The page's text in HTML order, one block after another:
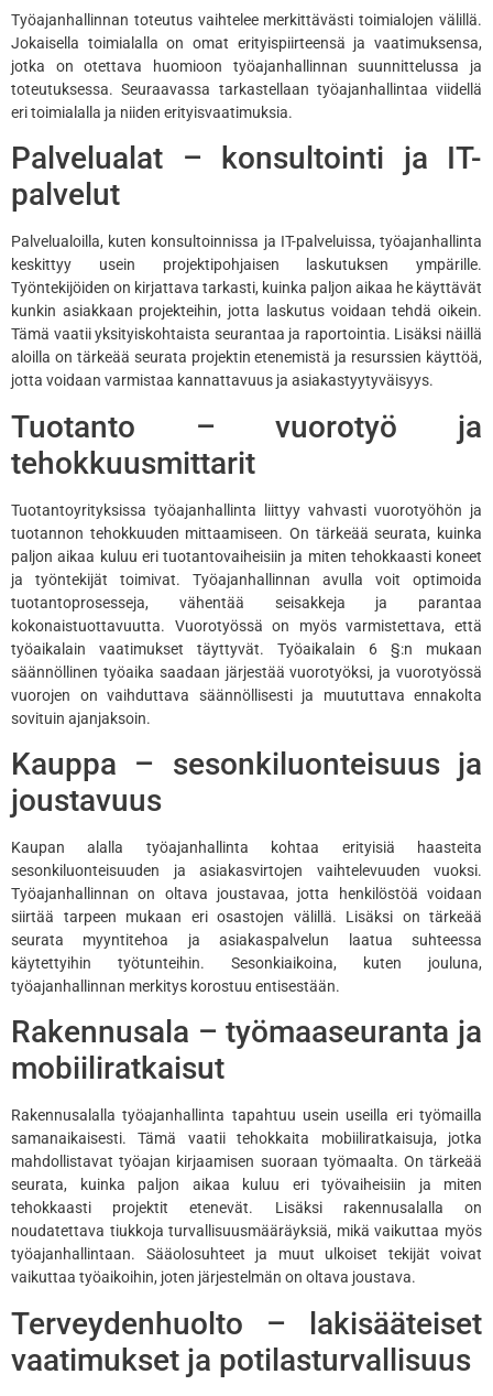
Työajanhallinnan toteutus vaihtelee merkittävästi toimialojen välillä.
Jokaisella toimialalla on omat erityispiirteensä ja vaatimuksensa,
jotka on otettava huomioon työajanhallinnan suunnittelussa ja
toteutuksessa. Seuraavassa tarkastellaan työajanhallintaa viidellä
eri toimialalla ja niiden erityisvaatimuksia.
Palvelualat – konsultointi ja IT-
palvelut
Palvelualoilla, kuten konsultoinnissa ja IT-palveluissa, työajanhallinta
keskittyy usein projektipohjaisen laskutuksen ympärille.
Työntekijöiden on kirjattava tarkasti, kuinka paljon aikaa he käyttävät
kunkin asiakkaan projekteihin, jotta laskutus voidaan tehdä oikein.
Tämä vaatii yksityiskohtaista seurantaa ja raportointia. Lisäksi näillä
aloilla on tärkeää seurata projektin etenemistä ja resurssien käyttöä,
jotta voidaan varmistaa kannattavuus ja asiakastyytyväisyys.
Tuotanto – vuorotyö ja
tehokkuusmittarit
Tuotantoyrityksissa työajanhallinta liittyy vahvasti vuorotyöhön ja
tuotannon tehokkuuden mittaamiseen. On tärkeää seurata, kuinka
paljon aikaa kuluu eri tuotantovaiheisiin ja miten tehokkaasti koneet
ja työntekijät toimivat. Työajanhallinnan avulla voit optimoida
tuotantoprosesseja, vähentää seisakkeja ja parantaa
kokonaistuottavuutta. Vuorotyössä on myös varmistettava, että
työaikalain vaatimukset täyttyvät. Työaikalain 6 §:n mukaan
säännöllinen työaika saadaan järjestää vuorotyöksi, ja vuorotyössä
vuorojen on vaihduttava säännöllisesti ja muututtava ennakolta
sovituin ajanjaksoin.
Kauppa – sesonkiluonteisuus ja
joustavuus
Kaupan alalla työajanhallinta kohtaa erityisiä haasteita
sesonkiluonteisuuden ja asiakasvirtojen vaihtelevuuden vuoksi.
Työajanhallinnan on oltava joustavaa, jotta henkilöstöä voidaan
siirtää tarpeen mukaan eri osastojen välillä. Lisäksi on tärkeää
seurata myyntitehoa ja asiakaspalvelun laatua suhteessa
käytettyihin työtunteihin. Sesonkiaikoina, kuten jouluna,
työajanhallinnan merkitys korostuu entisestään.
Rakennusala – työmaaseuranta ja
mobiiliratkaisut
Rakennusalalla työajanhallinta tapahtuu usein useilla eri työmailla
samanaikaisesti. Tämä vaatii tehokkaita mobiiliratkaisuja, jotka
mahdollistavat työajan kirjaamisen suoraan työmaalta. On tärkeää
seurata, kuinka paljon aikaa kuluu eri työvaiheisiin ja miten
tehokkaasti projektit etenevät. Lisäksi rakennusalalla on
noudatettava tiukkoja turvallisuusmääräyksiä, mikä vaikuttaa myös
työajanhallintaan. Sääolosuhteet ja muut ulkoiset tekijät voivat
vaikuttaa työaikoihin, joten järjestelmän on oltava joustava.
Terveydenhuolto – lakisääteiset
vaatimukset ja potilasturvallisuus